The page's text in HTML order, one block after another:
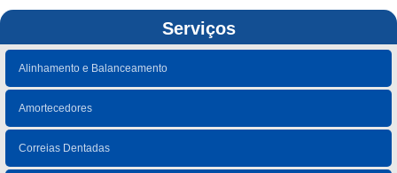
Serviços
Alinhamento e Balanceamento
Amortecedores
Correias Dentadas